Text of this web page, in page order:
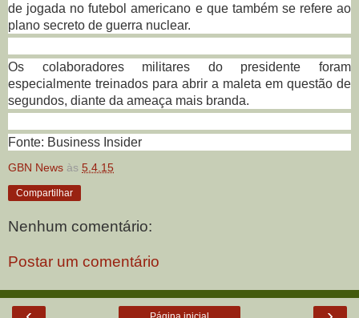
de jogada no futebol americano e que também se refere ao
plano secreto de guerra nuclear.
Os colaboradores militares do presidente foram
especialmente treinados para abrir a maleta em questão de
segundos, diante da ameaça mais branda.
Fonte: Business Insider
GBN News às 5.4.15
Compartilhar
Nenhum comentário:
Postar um comentário